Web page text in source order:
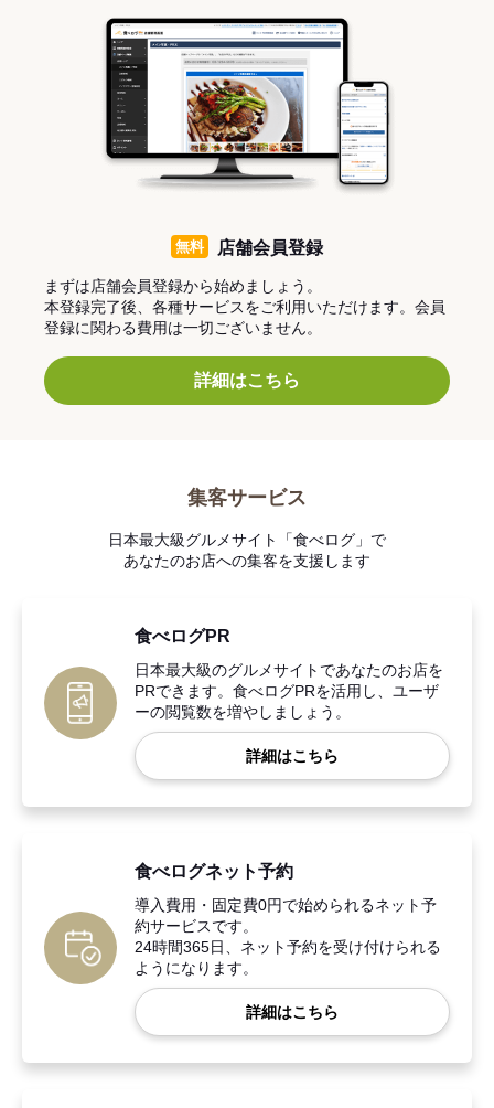
無料 店舗会員登録
まずは店舗会員登録から始めましょう。
本登録完了後、各種サービスをご利用いただけます。会員
登録に関わる費用は一切ございません。
詳細はこちら
集客サービス
日本最大級グルメサイト「食べログ」で
あなたのお店への集客を支援します
食べログPR
日本最大級のグルメサイトであなたのお店を
PRできます。食べログPRを活用し、ユーザ
ーの閲覧数を増やしましょう。
詳細はこちら
食べログネット予約
導入費用・固定費0円で始められるネット予
約サービスです。
24時間365日、ネット予約を受け付けられる
ようになります。
詳細はこちら